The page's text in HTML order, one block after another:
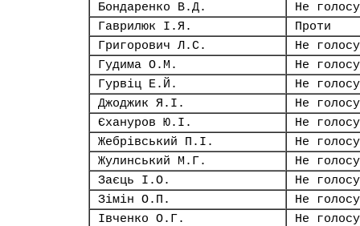
Бондаренко В.Д.
Не
Гаврилюк І.Я.
Проти
Григорович Л.С.
Не
Гудима О.М.
Не
Гурвіц Е.Й.
Не
Джоджик Я.І.
Не
Єхануров Ю.І.
Не
Жебрівський П.І.
Не
Жулинський М.Г.
Не
Заєць І.О.
Не
Зімін О.П.
Не
Івченко О.Г.
Не